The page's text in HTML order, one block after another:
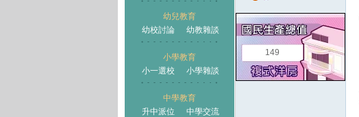
幼兒教育
幼校討論
幼教雜談
小學教育
小一選校
小學雜談
中學教育
升中派位
中學交流
王國
149